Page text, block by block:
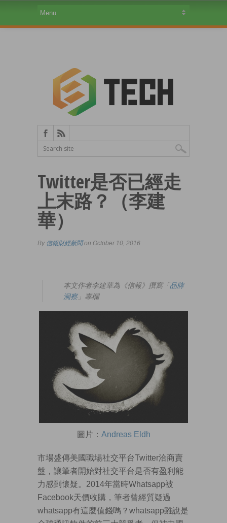
Twitter是否已經走
上末路？（李建
華）
By 信報財經新聞on October 10, 2016
本文作者李建華為《信報》撰寫「品牌
洞察」專欄
圖片： Andreas Eldh
市場盛傳美國職場社交平台Twitter洽商賣
盤，讓筆者開始對社交平台是否有盈利能
力感到懷疑。2014年當時Whatsapp被
Facebook天價收購，筆者曾經質疑過
whatsapp有這麼值錢嗎？whatsapp雖說是